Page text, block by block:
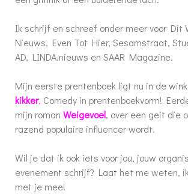
Ik schrijf en schreef onder meer voor Dit
Nieuws, Even Tot Hier, Sesamstraat,
AD, LINDA.nieuws en SAAR Magazine.
Mijn eerste prentenboek ligt nu in de
kikker. Comedy in prentenboekvorm!
mijn roman Weigevoel, over een geit die
razend populaire influencer wordt.
Wil je dat ik ook iets voor jou, jouw
evenement schrijf? Laat het me weten,
met je mee!